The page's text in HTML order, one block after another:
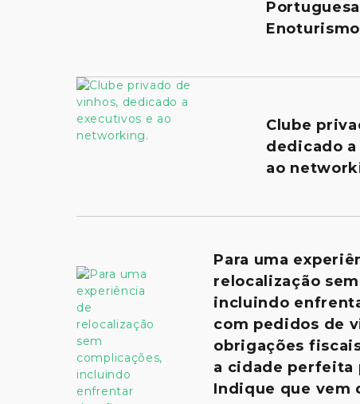
Enoturismo
Clube
dedicado
ao
Para uma
relocalização
incluindo
com pedidos de
obrigações
a cidade perfeita
Indique que vem